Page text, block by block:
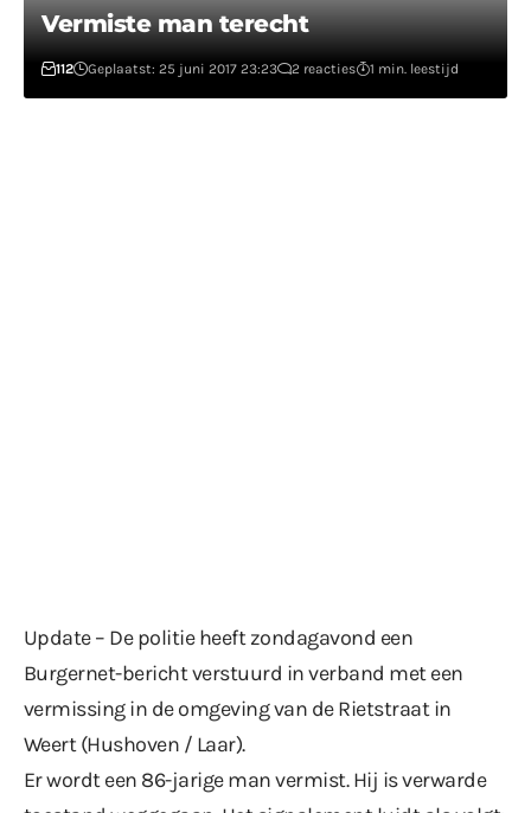
Vermiste man terecht
112 Geplaatst: 25 juni 2017 23:23 2 reacties 1 min. leestijd
Update – De politie heeft zondagavond een
Burgernet-bericht verstuurd in verband met een
vermissing in de omgeving van de Rietstraat in
Weert (Hushoven / Laar).
Er wordt een 86-jarige man vermist. Hij is verwarde